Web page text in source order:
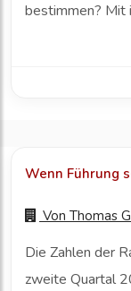
bestimmen? Mit
Wenn Führung
Von Thomas
Die Zahlen der
zweite Quartal